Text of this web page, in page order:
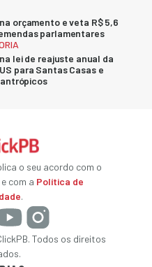
orçamento e veta R$ 5,6
parlamentares
lei de reajuste anual da
para Santas Casas e
o seu acordo com o
e com a Política de
.
Todos os direitos